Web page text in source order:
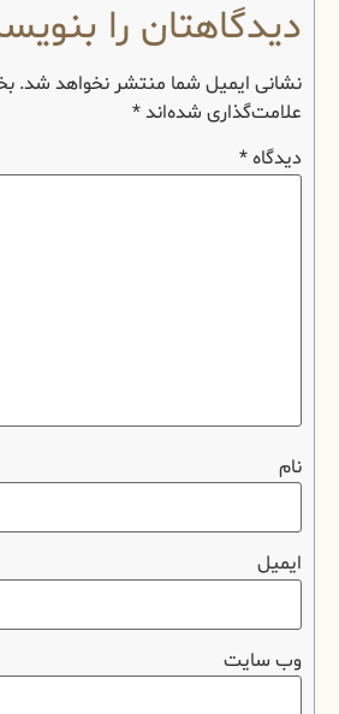
دیدگاهتان را
نشانی ایمیل شما منتشر نخواهد شد.
علامت‌گذاری شده‌اند*
دیدگاه*
نام
ایمیل
وب‌ سایت